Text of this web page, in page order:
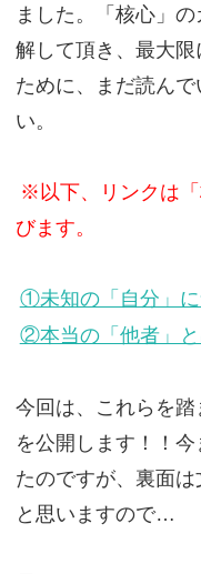
ました。「核心」
解して頂き、最大
ために、まだ読ん
い。
※以下、リンクは
びます。
①未知の「自分」
②本当の「他者」
今回は、これらを
を公開します！！
たのですが、裏面
と思いますので…